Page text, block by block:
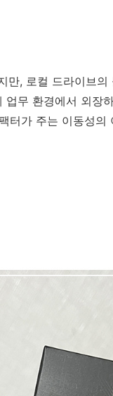
, 로컬 드라이브
무 환경에서 외장
터가 주는 이동성